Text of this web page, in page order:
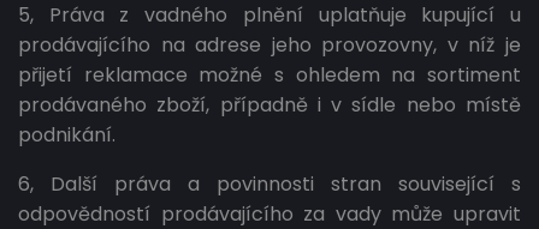
5, Práva z vadného plnění uplatňuje kupující u
prodávajícího na adrese jeho provozovny, v níž je
přijetí reklamace možné s ohledem na sortiment
prodávaného zboží, případně i v sídle nebo místě
podnikání.
6, Další práva a povinnosti stran související s
odpovědností prodávajícího za vady může upravit